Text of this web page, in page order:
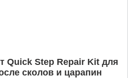
Quick Step Repair Kit для
сколов и царапин